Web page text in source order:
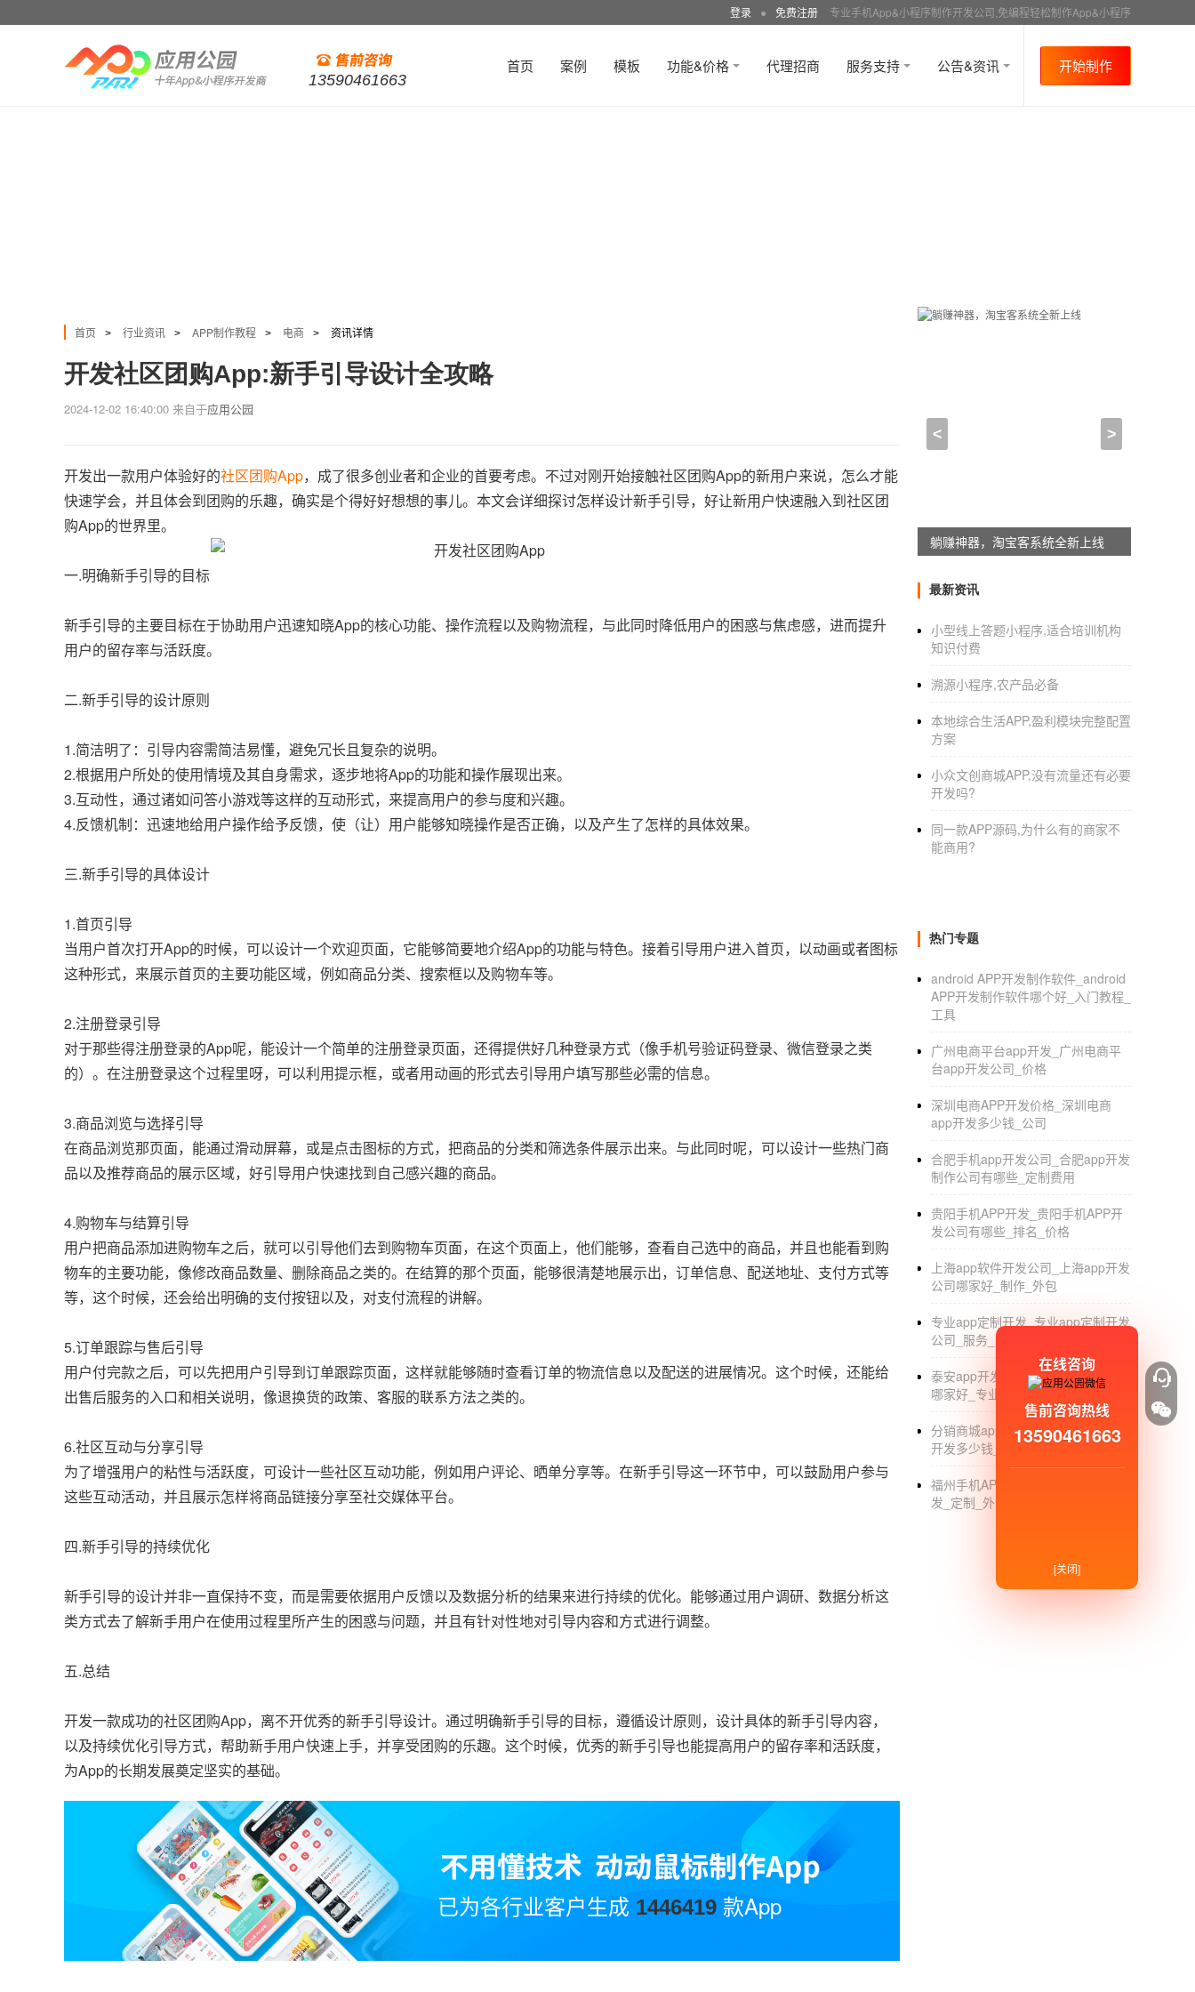
登录 ● 免费注册 专业手机App&小程序制作开发公司,免编程轻松制作App&小程序
13590461663
首页 案例 模板 功能&价格 代理招商 服务支持 公告&资讯 开始制作
首页 > 行业资讯 > APP制作教程 > 电商 > 资讯详情
开发社区团购App:新手引导设计全攻略
2024-12-02 16:40:00 来自于应用公园
开发出一款用户体验好的社区团购App，成了很多创业者和企业的首要考虑。不过对刚开始接触社区团购App的新用户来说，怎么才能
快速学会，并且体会到团购的乐趣，确实是个得好好想想的事儿。本文会详细探讨怎样设计新手引导，好让新用户快速融入到社区团
购App的世界里。
一.明确新手引导的目标
新手引导的主要目标在于协助用户迅速知晓App的核心功能、操作流程以及购物流程，与此同时降低用户的困惑与焦虑感，进而提升
用户的留存率与活跃度。
二.新手引导的设计原则
1.简洁明了：引导内容需简洁易懂，避免冗长且复杂的说明。
2.根据用户所处的使用情境及其自身需求，逐步地将App的功能和操作展现出来。
3.互动性，通过诸如问答小游戏等这样的互动形式，来提高用户的参与度和兴趣。
4.反馈机制：迅速地给用户操作给予反馈，使（让）用户能够知晓操作是否正确，以及产生了怎样的具体效果。
三.新手引导的具体设计
1.首页引导
当用户首次打开App的时候，可以设计一个欢迎页面，它能够简要地介绍App的功能与特色。接着引导用户进入首页，以动画或者图标
这种形式，来展示首页的主要功能区域，例如商品分类、搜索框以及购物车等。
2.注册登录引导
对于那些得注册登录的App呢，能设计一个简单的注册登录页面，还得提供好几种登录方式（像手机号验证码登录、微信登录之类
的）。在注册登录这个过程里呀，可以利用提示框，或者用动画的形式去引导用户填写那些必需的信息。
3.商品浏览与选择引导
在商品浏览那页面，能通过滑动屏幕，或是点击图标的方式，把商品的分类和筛选条件展示出来。与此同时呢，可以设计一些热门商
品以及推荐商品的展示区域，好引导用户快速找到自己感兴趣的商品。
4.购物车与结算引导
用户把商品添加进购物车之后，就可以引导他们去到购物车页面，在这个页面上，他们能够，查看自己选中的商品，并且也能看到购
物车的主要功能，像修改商品数量、删除商品之类的。在结算的那个页面，能够很清楚地展示出，订单信息、配送地址、支付方式等
等，这个时候，还会给出明确的支付按钮以及，对支付流程的讲解。
5.订单跟踪与售后引导
用户付完款之后，可以先把用户引导到订单跟踪页面，这样就能够随时查看订单的物流信息以及配送的进展情况。这个时候，还能给
出售后服务的入口和相关说明，像退换货的政策、客服的联系方法之类的。
6.社区互动与分享引导
为了增强用户的粘性与活跃度，可设计一些社区互动功能，例如用户评论、晒单分享等。在新手引导这一环节中，可以鼓励用户参与
这些互动活动，并且展示怎样将商品链接分享至社交媒体平台。
四.新手引导的持续优化
新手引导的设计并非一直保持不变，而是需要依据用户反馈以及数据分析的结果来进行持续的优化。能够通过用户调研、数据分析这
类方式去了解新手用户在使用过程里所产生的困惑与问题，并且有针对性地对引导内容和方式进行调整。
五.总结
开发一款成功的社区团购App，离不开优秀的新手引导设计。通过明确新手引导的目标，遵循设计原则，设计具体的新手引导内容，
以及持续优化引导方式，帮助新手用户快速上手，并享受团购的乐趣。这个时候，优秀的新手引导也能提高用户的留存率和活跃度，
为App的长期发展奠定坚实的基础。
已为各行业客户生成 1446419 款App
< >
躺赚神器，淘宝客系统全新上线
最新资讯
小型线上答题小程序,适合培训机构
知识付费
溯源小程序,农产品必备
本地综合生活APP,盈利模块完整配置
方案
小众文创商城APP,没有流量还有必要
开发吗?
同一款APP源码,为什么有的商家不
能商用?
热门专题
android APP开发制作软件_android
APP开发制作软件哪个好_入门教程_
工具
广州电商平台app开发_广州电商平
台app开发公司_价格
深圳电商APP开发价格_深圳电商
app开发多少钱_公司
合肥手机app开发公司_合肥app开发
制作公司有哪些_定制费用
贵阳手机APP开发_贵阳手机APP开
发公司有哪些_排名_价格
上海app软件开发公司_上海app开发
公司哪家好_制作_外包
专业app定制开发_专业app定制开发
公司_服务_团队
泰安app开发_泰安手机app开发公司
哪家好_专业公司
分销商城app开发_分销商城系统app
开发多少钱_平台制作
福州手机APP定制开发_福州APP开
发_定制_外包_公司
在线咨询
售前咨询热线
13590461663
[关闭]